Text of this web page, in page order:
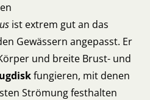
ist extrem gut an das
Gewässern angepasst. Er
und breite Brust- und
fungieren, mit denen
Strömung festhalten